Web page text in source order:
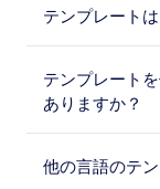
テンプレート
テンプレート
ありますか？
他の言語のテ